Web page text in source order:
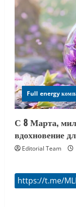
Full energy
С 8 Марта,
вдохновение
Editorial Team
https://t.me/